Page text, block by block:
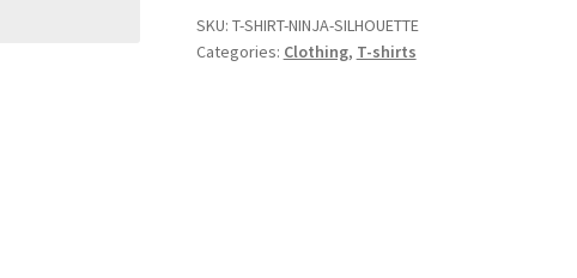
SKU: T-SHIRT-NINJA-SILHOUETTE
Categories: Clothing, T-shirts